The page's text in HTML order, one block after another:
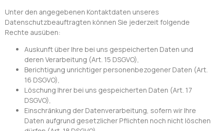
Unter den angegebenen Kontaktdaten unseres
Datenschutzbeauftragten können Sie jederzeit folgende
Rechte ausüben:
Auskunft über Ihre bei uns gespeicherten Daten und
deren Verarbeitung (Art. 15 DSGVO),
Berichtigung unrichtiger personenbezogener Daten (Art.
16 DSGVO),
Löschung Ihrer bei uns gespeicherten Daten (Art. 17
DSGVO),
Einschränkung der Datenverarbeitung, sofern wir Ihre
Daten aufgrund gesetzlicher Pflichten noch nicht löschen